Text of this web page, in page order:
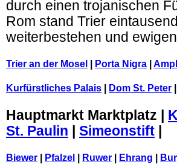
durch einen trojanischen
Rom stand Trier
weiterbestehen und
Trier an der Mosel Porta Nigra
Kurfürstliches Palais Dom St. Peter
Hauptmarkt Marktplatz |
St. Paulin
Simeonstift
Biewer Pfalzel Ruwer Ehrang